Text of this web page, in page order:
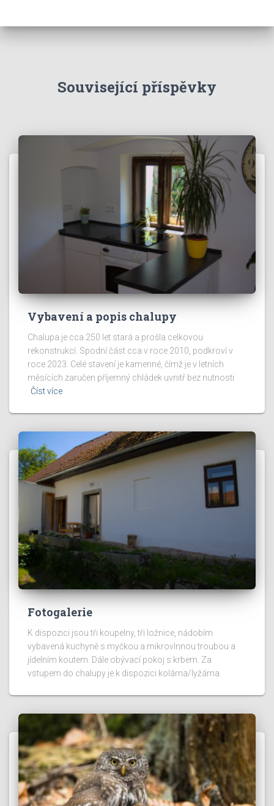
Související příspěvky
Vybavení a popis chalupy
Chalupa je cca 250 let stará a prošla celkovou
rekonstrukcí. Spodní část cca v roce 2010, podkroví v
roce 2023. Celé stavení je kamenné, čímž je v letních
měsících zaručen příjemný chládek uvnitř bez nutnosti
Číst více
Fotogalerie
K dispozici jsou tři koupelny, tři ložnice, nádobím
vybavená kuchyně s myčkou a mikrovlnnou troubou a
jídelním koutem. Dále obývací pokoj s krbem. Za
vstupem do chalupy je k dispozici kolárna/lyžárna.